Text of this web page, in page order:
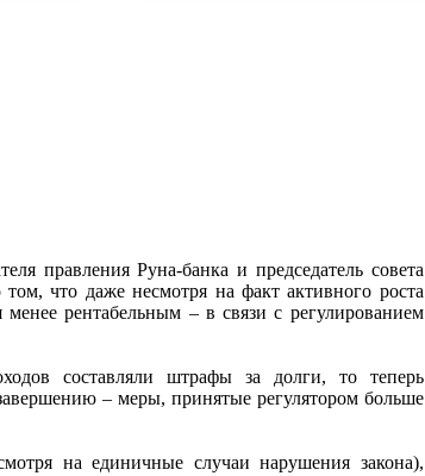
правления Руна-банка и председатель совета
что даже несмотря на факт активного роста
рентабельным – в связи с регулированием
составляли штрафы за долги, то теперь
– меры, принятые регулятором больше
на единичные случаи нарушения закона),